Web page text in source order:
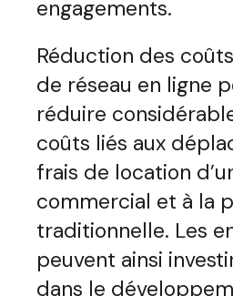
engagements.
Réduction des
de réseau en ligne
réduire
coûts liés aux
frais de location
commercial et à la
traditionnelle. Les
peuvent ainsi
dans le